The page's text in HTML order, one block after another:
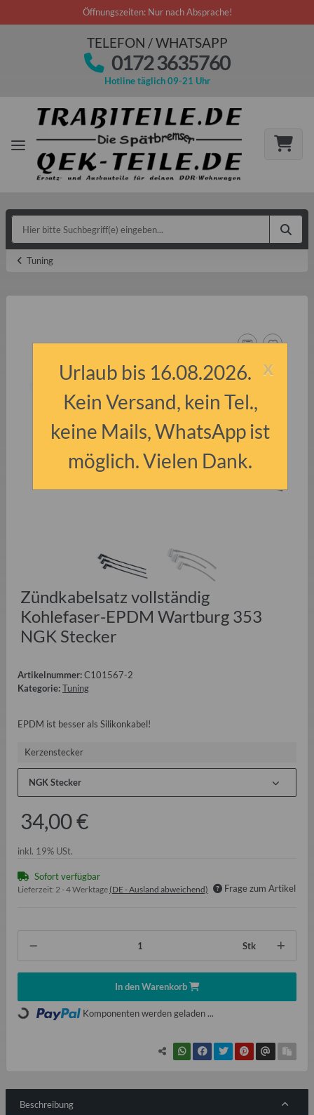
Öffnungszeiten: Nur nach Absprache!
TELEFON / WHATSAPP
0172 3635760
Hotline täglich 09-21 Uhr
Tuning
Zündkabelsatz vollständig
Kohlefaser-EPDM Wartburg 353
NGK Stecker
Artikelnummer:C101567-2
Kategorie:Tuning
EPDM ist besser als Silikonkabel!
Kerzenstecker
NGK Stecker
34,00 €
inkl. 19% USt.
Sofort verfügbar
Lieferzeit: 2 - 4 Werktage (DE - Ausland abweichend) Frage zum Artikel
Stk
In den Warenkorb
Loading... Komponenten werden geladen ...
Beschreibung
x
Urlaub bis 16.08.2026.
Kein Versand, kein Tel.,
keine Mails, WhatsApp ist
möglich. Vielen Dank.